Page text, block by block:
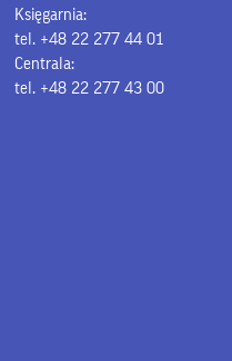
Księgarnia:
tel. +48 22 277 44 01
Centrala:
tel. +48 22 277 43 00